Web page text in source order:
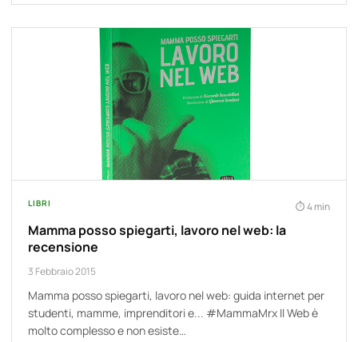
LIBRI 4 min
Mamma posso spiegarti, lavoro nel web: la
recensione
3 Febbraio 2015
Mamma posso spiegarti, lavoro nel web: guida internet per
studenti, mamme, imprenditori e... #MammaMrx Il Web è
molto complesso e non esiste…